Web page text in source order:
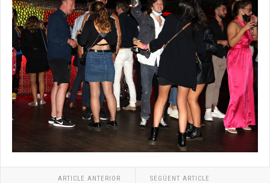
ARTICLE ANTERIOR SEGÜENT ARTICLE